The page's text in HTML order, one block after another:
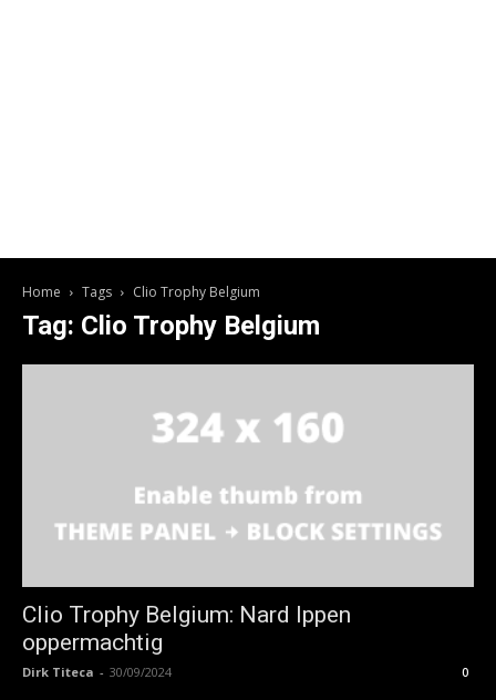
Home Tags Clio Trophy Belgium
Tag: Clio Trophy Belgium
Clio Trophy Belgium: Nard Ippen
oppermachtig
Dirk Titeca - 30/09/2024 0